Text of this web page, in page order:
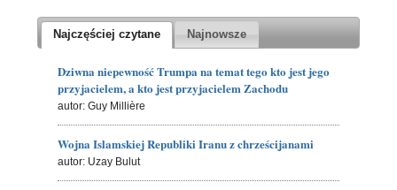
Najczęściej czytane Najnowsze
Dziwna niepewność Trumpa na temat tego kto jest jego
przyjacielem, a kto jest przyjacielem Zachodu
autor: Guy Millière
Wojna Islamskiej Republiki Iranu z chrześcijanami
autor: Uzay Bulut